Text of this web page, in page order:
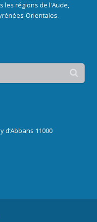
les régions de l'Aude,
Orientales.
d’Abbans 11000